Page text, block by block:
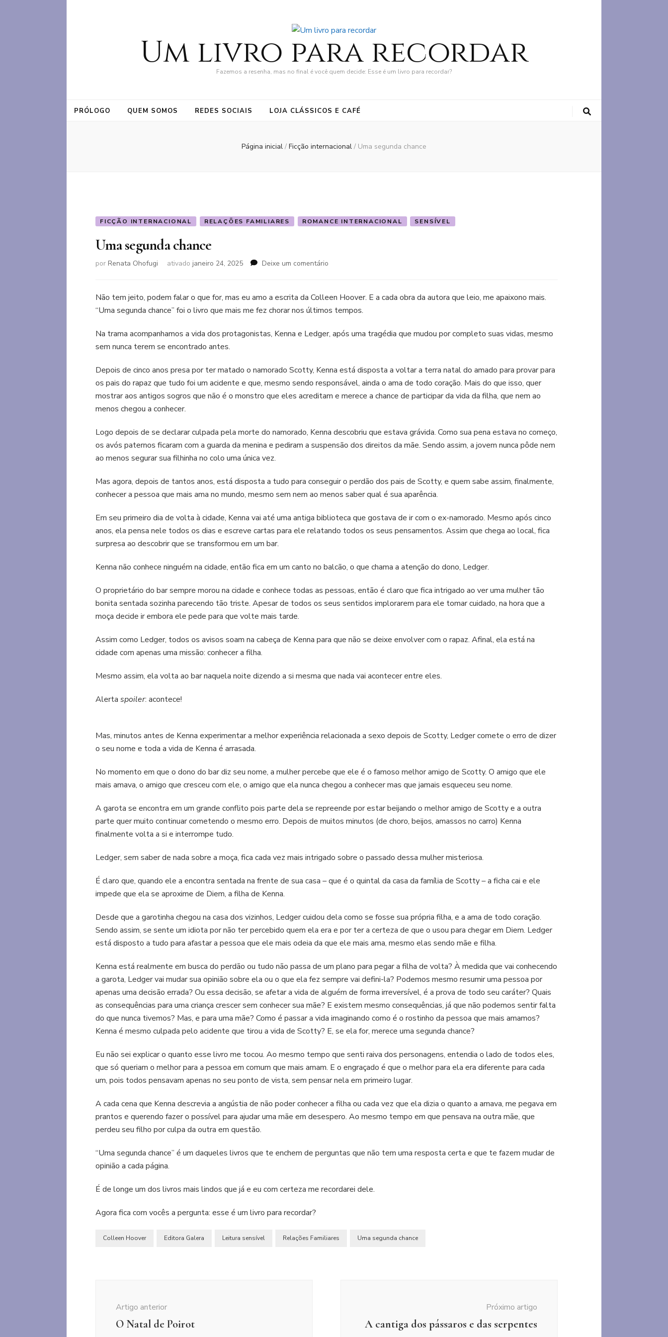
Um livro para recordar
Fazemos a resenha, mas no final é você quem decide: Esse é um livro para recordar?
PRÓLOGO QUEM SOMOS REDES SOCIAIS LOJA CLÁSSICOS E CAFÉ
Página inicial / Ficção internacional / Uma segunda chance
FICÇÃO INTERNACIONAL RELAÇÕES FAMILIARES ROMANCE INTERNACIONAL SENSÍVEL
Uma segunda chance
por Renata Ohofugi ativado janeiro 24, 2025 Deixe um comentário
chance
Não tem jeito, podem falar o que for, mas eu amo a escrita da Colleen Hoover. E a cada obra da autora que leio, me apaixono mais.
“Uma segunda chance” foi o livro que mais me fez chorar nos últimos tempos.
Na trama acompanhamos a vida dos protagonistas, Kenna e Ledger, após uma tragédia que mudou por completo suas vidas, mesmo
sem nunca terem se encontrado antes.
Depois de cinco anos presa por ter matado o namorado Scotty, Kenna está disposta a voltar a terra natal do amado para provar para
os pais do rapaz que tudo foi um acidente e que, mesmo sendo responsável, ainda o ama de todo coração. Mais do que isso, quer
mostrar aos antigos sogros que não é o monstro que eles acreditam e merece a chance de participar da vida da filha, que nem ao
menos chegou a conhecer.
Logo depois de se declarar culpada pela morte do namorado, Kenna descobriu que estava grávida. Como sua pena estava no começo,
os avós paternos ficaram com a guarda da menina e pediram a suspensão dos direitos da mãe. Sendo assim, a jovem nunca pôde nem
ao menos segurar sua filhinha no colo uma única vez.
Mas agora, depois de tantos anos, está disposta a tudo para conseguir o perdão dos pais de Scotty, e quem sabe assim, finalmente,
conhecer a pessoa que mais ama no mundo, mesmo sem nem ao menos saber qual é sua aparência.
Em seu primeiro dia de volta à cidade, Kenna vai até uma antiga biblioteca que gostava de ir com o ex-namorado. Mesmo após cinco
anos, ela pensa nele todos os dias e escreve cartas para ele relatando todos os seus pensamentos. Assim que chega ao local, fica
surpresa ao descobrir que se transformou em um bar.
Kenna não conhece ninguém na cidade, então fica em um canto no balcão, o que chama a atenção do dono, Ledger.
O proprietário do bar sempre morou na cidade e conhece todas as pessoas, então é claro que fica intrigado ao ver uma mulher tão
bonita sentada sozinha parecendo tão triste. Apesar de todos os seus sentidos implorarem para ele tomar cuidado, na hora que a
moça decide ir embora ele pede para que volte mais tarde.
Assim como Ledger, todos os avisos soam na cabeça de Kenna para que não se deixe envolver com o rapaz. Afinal, ela está na
cidade com apenas uma missão: conhecer a filha.
Mesmo assim, ela volta ao bar naquela noite dizendo a si mesma que nada vai acontecer entre eles.
Alerta spoiler: acontece!
Mas, minutos antes de Kenna experimentar a melhor experiência relacionada a sexo depois de Scotty, Ledger comete o erro de dizer
o seu nome e toda a vida de Kenna é arrasada.
No momento em que o dono do bar diz seu nome, a mulher percebe que ele é o famoso melhor amigo de Scotty. O amigo que ele
mais amava, o amigo que cresceu com ele, o amigo que ela nunca chegou a conhecer mas que jamais esqueceu seu nome.
A garota se encontra em um grande conflito pois parte dela se repreende por estar beijando o melhor amigo de Scotty e a outra
parte quer muito continuar cometendo o mesmo erro. Depois de muitos minutos (de choro, beijos, amassos no carro) Kenna
finalmente volta a si e interrompe tudo.
Ledger, sem saber de nada sobre a moça, fica cada vez mais intrigado sobre o passado dessa mulher misteriosa.
É claro que, quando ele a encontra sentada na frente de sua casa – que é o quintal da casa da família de Scotty – a ficha cai e ele
impede que ela se aproxime de Diem, a filha de Kenna.
Desde que a garotinha chegou na casa dos vizinhos, Ledger cuidou dela como se fosse sua própria filha, e a ama de todo coração.
Sendo assim, se sente um idiota por não ter percebido quem ela era e por ter a certeza de que o usou para chegar em Diem. Ledger
está disposto a tudo para afastar a pessoa que ele mais odeia da que ele mais ama, mesmo elas sendo mãe e filha.
Kenna está realmente em busca do perdão ou tudo não passa de um plano para pegar a filha de volta? À medida que vai conhecendo
a garota, Ledger vai mudar sua opinião sobre ela ou o que ela fez sempre vai defini-la? Podemos mesmo resumir uma pessoa por
apenas uma decisão errada? Ou essa decisão, se afetar a vida de alguém de forma irreversível, é a prova de todo seu caráter? Quais
as consequências para uma criança crescer sem conhecer sua mãe? E existem mesmo consequências, já que não podemos sentir falta
do que nunca tivemos? Mas, e para uma mãe? Como é passar a vida imaginando como é o rostinho da pessoa que mais amamos?
Kenna é mesmo culpada pelo acidente que tirou a vida de Scotty? E, se ela for, merece uma segunda chance?
Eu não sei explicar o quanto esse livro me tocou. Ao mesmo tempo que senti raiva dos personagens, entendia o lado de todos eles,
que só queriam o melhor para a pessoa em comum que mais amam. E o engraçado é que o melhor para ela era diferente para cada
um, pois todos pensavam apenas no seu ponto de vista, sem pensar nela em primeiro lugar.
A cada cena que Kenna descrevia a angústia de não poder conhecer a filha ou cada vez que ela dizia o quanto a amava, me pegava em
prantos e querendo fazer o possível para ajudar uma mãe em desespero. Ao mesmo tempo em que pensava na outra mãe, que
perdeu seu filho por culpa da outra em questão.
“Uma segunda chance” é um daqueles livros que te enchem de perguntas que não tem uma resposta certa e que te fazem mudar de
opinião a cada página.
É de longe um dos livros mais lindos que já e eu com certeza me recordarei dele.
Agora fica com vocês a pergunta: esse é um livro para recordar?
Colleen Hoover Editora Galera Leitura sensível Relações Familiares Uma segunda chance
Artigo anterior
O Natal de Poirot
Próximo artigo
A cantiga dos pássaros e das serpentes